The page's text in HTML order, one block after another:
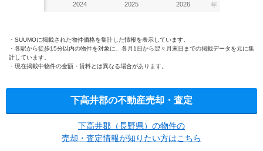
2024 2025 2026 年
SUUMOに掲載された物件価格を集計した情報を表示しています。
各駅から徒歩15分以内の物件を対象に、各月1日から翌々月末日までの掲載データを元に集
計しています。
現在掲載中物件の金額・賃料とは異なる場合があります。
下高井郡の不動産売却・査定
下高井郡（長野県）の物件の
売却・査定情報が知りたい方はこちら